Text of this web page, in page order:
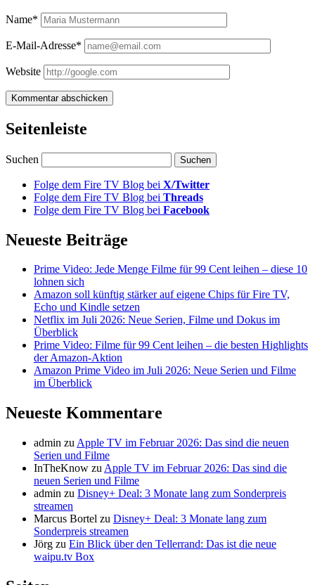
Name*
E-Mail-Adresse*
Website
Seitenleiste
Suchen
Folge dem Fire TV Blog bei X/Twitter
Folge dem Fire TV Blog bei Threads
Folge dem Fire TV Blog bei Facebook
Neueste Beiträge
Prime Video: Jede Menge Filme für 99 Cent leihen – diese 10
lohnen sich
Amazon soll künftig stärker auf eigene Chips für Fire TV,
Echo und Kindle setzen
Netflix im Juli 2026: Neue Serien, Filme und Dokus im
Überblick
Prime Video: Filme für 99 Cent leihen – die besten Highlights
der Amazon-Aktion
Amazon Prime Video im Juli 2026: Neue Serien und Filme
im Überblick
Neueste Kommentare
admin zu Apple TV im Februar 2026: Das sind die neuen
Serien und Filme
InTheKnow zu Apple TV im Februar 2026: Das sind die
neuen Serien und Filme
admin zu Disney+ Deal: 3 Monate lang zum Sonderpreis
streamen
Marcus Bortel zu Disney+ Deal: 3 Monate lang zum
Sonderpreis streamen
Jörg zu Ein Blick über den Tellerrand: Das ist die neue
waipu.tv Box